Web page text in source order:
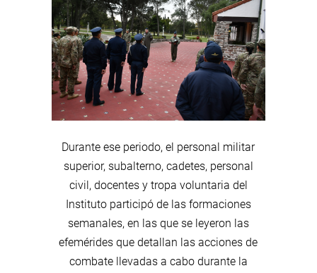
Durante ese periodo, el personal militar
superior, subalterno, cadetes, personal
civil, docentes y tropa voluntaria del
Instituto participó de las formaciones
semanales, en las que se leyeron las
efemérides que detallan las acciones de
combate llevadas a cabo durante la